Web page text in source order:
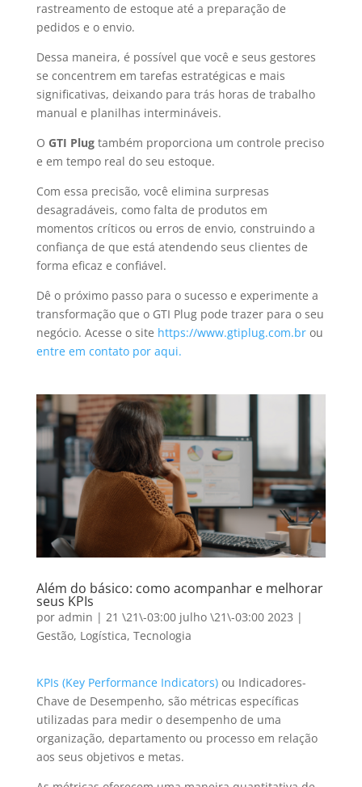
rastreamento de estoque até a preparação de
pedidos e o envio.
Dessa maneira, é possível que você e seus gestores
se concentrem em tarefas estratégicas e mais
significativas, deixando para trás horas de trabalho
manual e planilhas intermináveis.
O GTI Plugtambém proporciona um controle preciso
e em tempo real do seu estoque.
Com essa precisão, você elimina surpresas
desagradáveis, como falta de produtos em
momentos críticos ou erros de envio, construindo a
confiança de que está atendendo seus clientes de
forma eficaz e confiável.
Dê o próximo passo para o sucesso e experimente a
transformação que o GTI Plug pode trazer para o seu
negócio. Acesse o site https://www.gtiplug.com.brou
entre em contato por aqui.
Além do básico: como acompanhar e melhorar
seus KPIs
por admin | 21 \21\-03:00 julho \21\-03:00 2023 |
Gestão, Logística, Tecnologia
KPIs (Key Performance Indicators)ou Indicadores-
Chave de Desempenho, são métricas específicas
utilizadas para medir o desempenho de uma
organização, departamento ou processo em relação
aos seus objetivos e metas.